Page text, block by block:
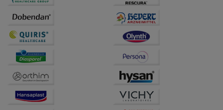
Informationen über die Art und Weise der Nutzung
unserer Website sammeln, mit deren Hilfe wir unsere
Website weiter für Sie optimieren können, den Inhalt
auf unserer Website aber auch die Werbung auf
Drittseiten möglichst relevant für Sie zu gestalten.
Bitte beachten Sie, dass Daten hierfür teilweise an
Dritte wie z.B. Google oder soziale Medien